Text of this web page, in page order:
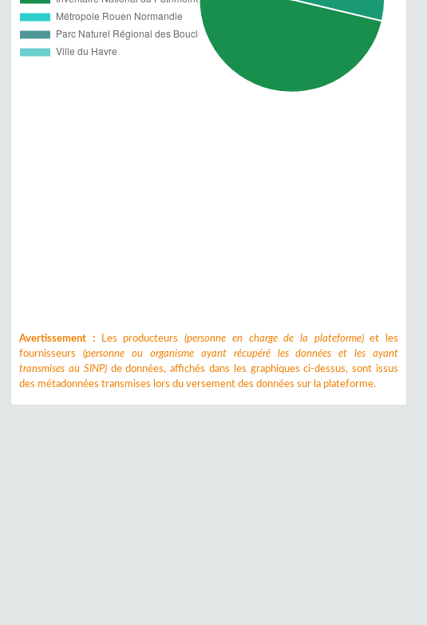
Avertissement : Les producteurs(personne en charge de la plateforme)et les
fournisseurs(personne ou organisme ayant récupéré les données et les ayant
transmises au SINP)de données, affichés dans les graphiques ci-dessus, sont issus
des métadonnées transmises lors du versement des données sur la plateforme.